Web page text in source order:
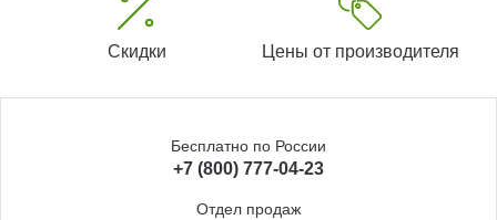
Скидки Цены от производителя
Бесплатно по России
+7 (800) 777-04-23
Отдел продаж